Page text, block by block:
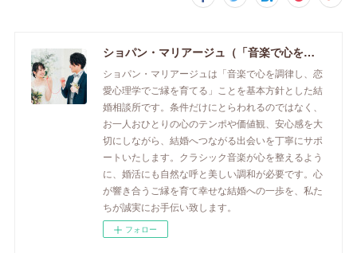
ショパン・マリアージュ（「音楽で心を調律し恋愛心理学でご縁を育てる」釧路市の結婚相談所）/ 全国結婚相談事業者連盟正規加盟店 / cherry-piano.com
ショパン・マリアージュは「音楽で心を調律し、恋
愛心理学でご縁を育てる」ことを基本方針とした結
婚相談所です。条件だけにとらわれるのではなく、
お一人おひとりの心のテンポや価値観、安心感を大
切にしながら、結婚へつながる出会いを丁寧にサポ
ートいたします。クラシック音楽が心を整えるよう
に、婚活にも自然な呼と美しい調和が必要です。心
が響き合うご縁を育て幸せな結婚への一歩を、私た
ちが誠実にお手伝い致します。
フォロー